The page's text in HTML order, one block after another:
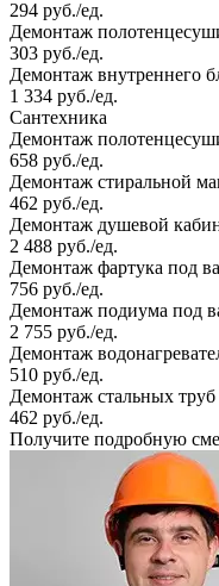
294 руб./ед.
Демонтаж
303 руб./ед.
Демонтаж внутреннего
1 334 руб./ед.
Сантехника
Демонтаж
658 руб./ед.
Демонтаж стиральной
462 руб./ед.
Демонтаж душевой
2 488 руб./ед.
Демонтаж фартука под
756 руб./ед.
Демонтаж подиума под
2 755 руб./ед.
Демонтаж
510 руб./ед.
Демонтаж стальных
462 руб./ед.
Получите подробную